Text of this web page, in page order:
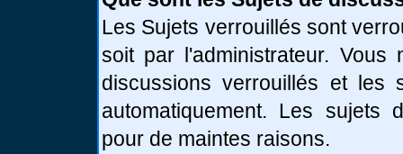
Les Sujets verrouillés sont
soit par l'administrateur.
discussions verrouillés et les
automatiquement. Les sujets
pour de maintes raisons.